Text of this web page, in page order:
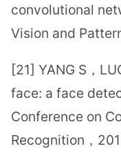
convolutional
Vision and
[21] YANG S，
face: a face
Conference on
Recognition，